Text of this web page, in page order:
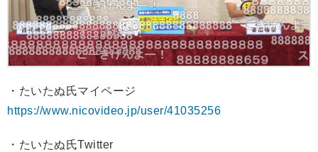
・たいたぬ氏マイページ
https://www.nicovideo.jp/user/41035256
・たいたぬ氏Twitter